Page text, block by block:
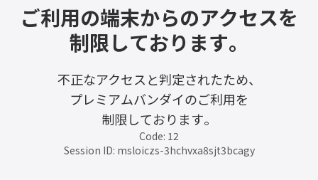
ご利用の端末からのアクセスを
制限しております。
不正なアクセスと判定されたため、
プレミアムバンダイのご利用を
制限しております。
Code: 12
Session ID: msloiczs-3hchvxa8sjt3bcagy